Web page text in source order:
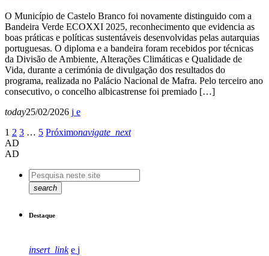
O Município de Castelo Branco foi novamente distinguido com a
Bandeira Verde ECOXXI 2025, reconhecimento que evidencia as
boas práticas e políticas sustentáveis desenvolvidas pelas autarquias
portuguesas. O diploma e a bandeira foram recebidos por técnicas
da Divisão de Ambiente, Alterações Climáticas e Qualidade de
Vida, durante a cerimónia de divulgação dos resultados do
programa, realizada no Palácio Nacional de Mafra. Pelo terceiro ano
consecutivo, o concelho albicastrense foi premiado […]
today25/02/2026
1 2 3 … 5 Próximonavigate_next
AD
AD
search
Destaque
insert_link